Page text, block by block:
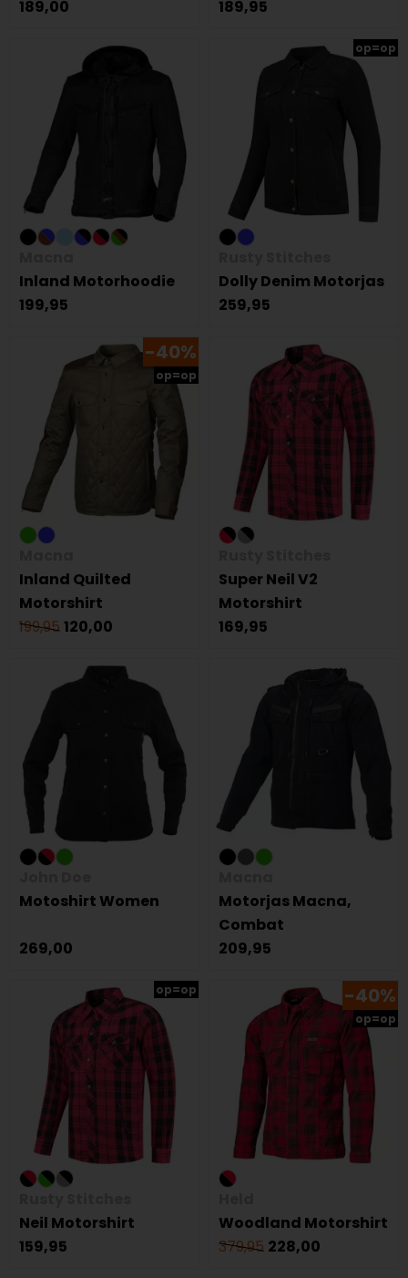
189,00 189,95
Inland Motorhoodie
199,95
op=op
Dolly Denim Motorjas
259,95
-40%
op=op
Inland Quilted
Motorshirt
199,95 120,00
Super Neil V2
Motorshirt
169,95
Motoshirt Women
269,00
Motorjas Macna,
Combat
209,95
op=op
Neil Motorshirt
159,95
-40%
op=op
Woodland Motorshirt
379,95 228,00